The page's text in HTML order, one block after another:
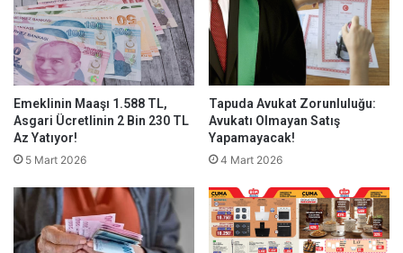
Emeklinin Maaşı 1.588 TL,
Asgari Ücretlinin 2 Bin 230 TL
Az Yatıyor!
5 Mart 2026
Tapuda Avukat Zorunluluğu:
Avukatı Olmayan Satış
Yapamayacak!
4 Mart 2026